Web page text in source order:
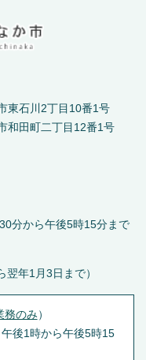
石川2丁目10番1号
田町二丁目12番1号
分から午後5時15分まで
年1月3日まで）
務のみ ）
後1時から午後5時15